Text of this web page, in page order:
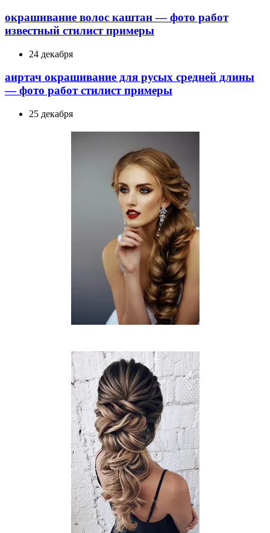
окрашивание волос каштан — фото работ
известный стилист примеры
24 декабря
аиртач окрашивание для русых средней длины
— фото работ стилист примеры
25 декабря